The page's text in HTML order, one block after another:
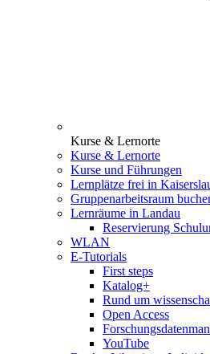
Kurse & Lernorte
Kurse & Lernorte
Kurse und Führungen
Lernplätze frei in
Gruppenarbeitsraum
Lernräume in Landau
Reservierung
WLAN
E-Tutorials
First steps
Katalog+
Rund um
Open Access
YouTube